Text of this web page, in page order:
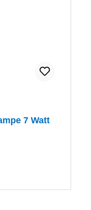
7 Watt
Preis: